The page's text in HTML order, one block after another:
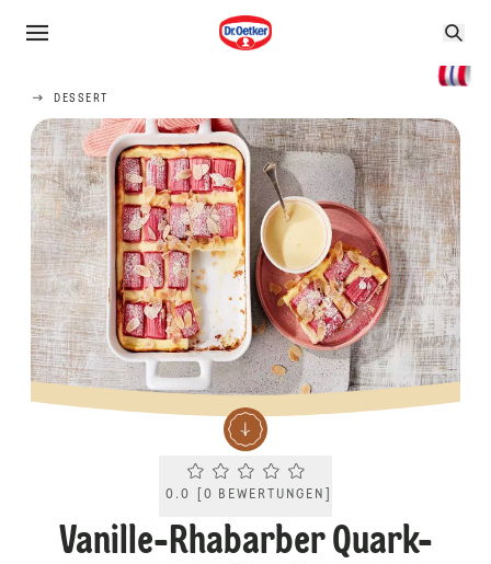
DESSERT
Current rating 0.0. Click to rate.
0.0 0 BEWERTUNGEN
Vanille-Rhabarber Quark-